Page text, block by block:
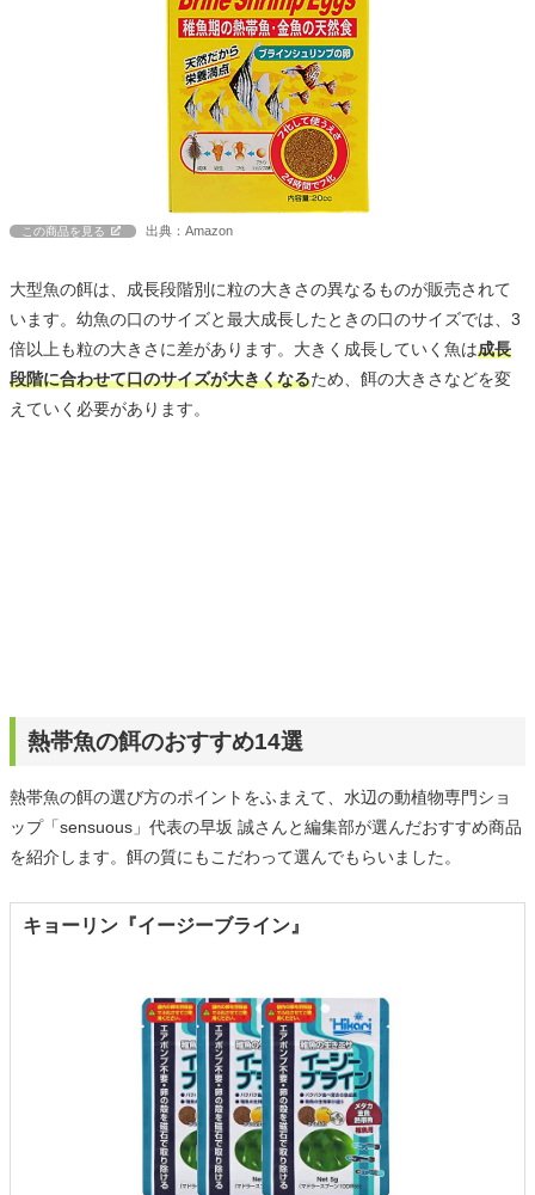
この商品を見る 出典：Amazon
大型魚の餌は、成長段階別に粒の大きさの異なるものが販売されて
います。幼魚の口のサイズと最大成長したときの口のサイズでは、3
倍以上も粒の大きさに差があります。大きく成長していく魚は成長
段階に合わせて口のサイズが大きくなるため、餌の大きさなどを変
えていく必要があります。
熱帯魚の餌のおすすめ14選
熱帯魚の餌の選び方のポイントをふまえて、水辺の動植物専門ショ
ップ「sensuous」代表の早坂 誠さんと編集部が選んだおすすめ商品
を紹介します。餌の質にもこだわって選んでもらいました。
キョーリン『イージーブライン』